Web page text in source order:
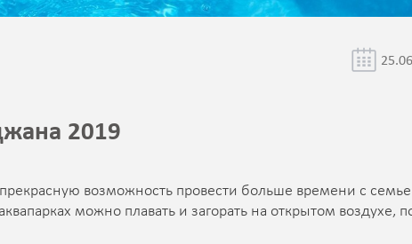
2019
возможность провести больше времени с
можно плавать и загорать на открытом воздухе,